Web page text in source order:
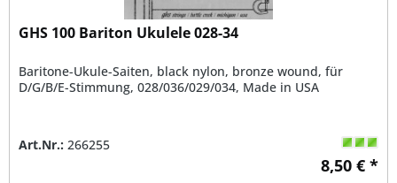
GHS 100 Bariton Ukulele 028-34
Baritone-Ukule-Saiten, black nylon, bronze wound, für
D/G/B/E-Stimmung, 028/036/029/034, Made in USA
Art.Nr.: 266255
8,50 € *